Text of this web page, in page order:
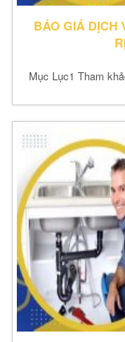
BÁO GIÁ DỊCH
Mục Lục1 Tham